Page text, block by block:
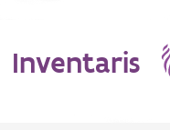
Inventaris